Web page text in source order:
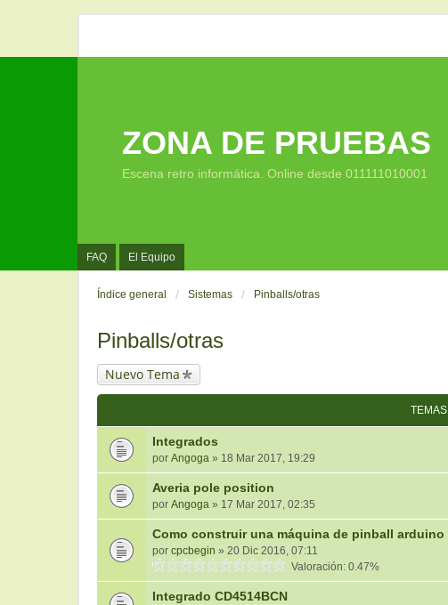
FAQ El Equipo
ZONA DE PRUEBAS
Escena retro informática. Online desde 011111010001
Índice general Sistemas Pinballs/otras
Pinballs/otras
Nuevo Tema
TEMAS
Integrados
por Angoga » 18 Mar 2017, 19:29
Averia pole position
por Angoga » 17 Mar 2017, 02:35
Como construir una máquina de pinball arduino
por cpcbegin » 20 Dic 2016, 07:11
Valoración: 0.47%
Integrado CD4514BCN